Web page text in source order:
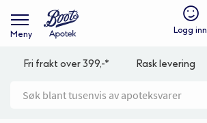
Meny Logg inn
Fri frakt over 399,-* Rask levering